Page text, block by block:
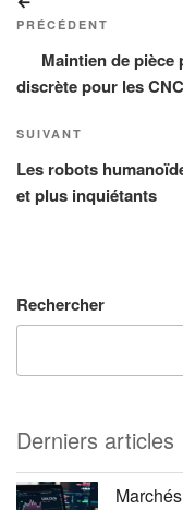
de
l’article
précédent
PRÉCÉDENT
Maintien de pièce
discrète pour les
Article
suivant
SUIVANT
Les robots
et plus inquiétants
Rechercher
Derniers articles